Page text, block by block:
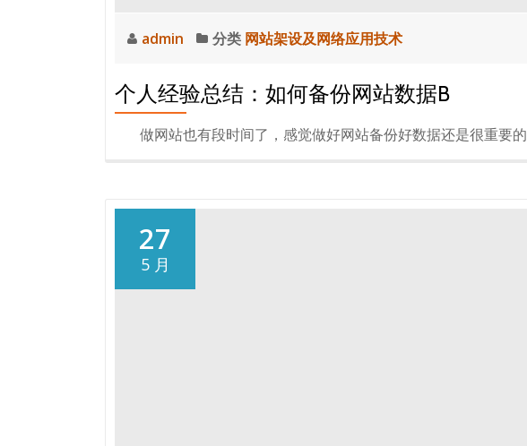
admin 分类 网站架设及网络应用技术
个人经验总结：如何备份网站数据B
做网站也有段时间了，感觉做好网站备份好数据还是很重要的
27
5 月